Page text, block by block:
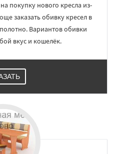
покупку нового кресла из-
заказать обивку кресел в
Вариантов обивки
вкус и кошелёк.